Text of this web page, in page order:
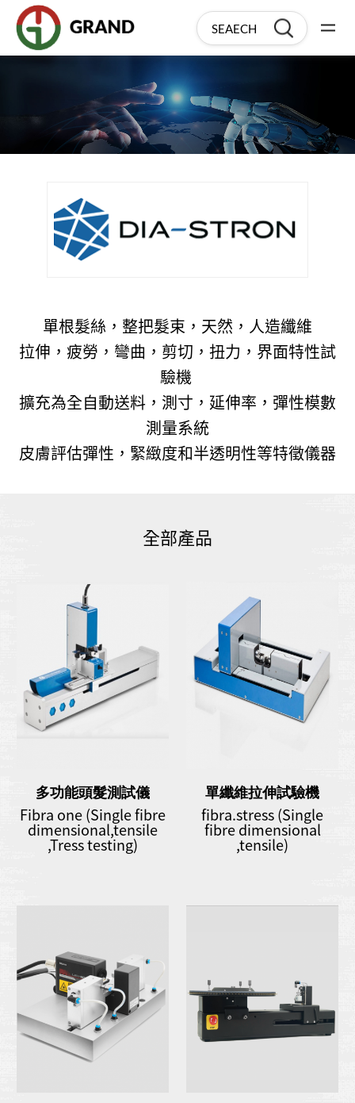
單根髮絲，整把髮束，天然，人造纖維
拉伸，疲勞，彎曲，剪切，扭力，界面特性試
驗機
擴充為全自動送料，測寸，延伸率，彈性模數
測量系統
皮膚評估彈性，緊緻度和半透明性等特徵儀器
全部產品
多功能頭髮測試儀
Fibra one (Single fibre
dimensional,tensile
,Tress testing)
單纖維拉伸試驗機
fibra.stress (Single
fibre dimensional
,tensile)